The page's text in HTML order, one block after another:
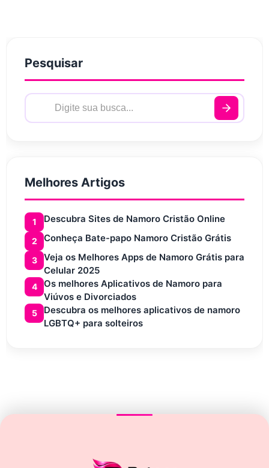
Pesquisar
Melhores Artigos
1 Descubra Sites de Namoro Cristão Online
2 Conheça Bate-papo Namoro Cristão Grátis
3
Veja os Melhores Apps de Namoro Grátis para
Celular 2025
4
Os melhores Aplicativos de Namoro para
Viúvos e Divorciados
5
Descubra os melhores aplicativos de namoro
LGBTQ+ para solteiros